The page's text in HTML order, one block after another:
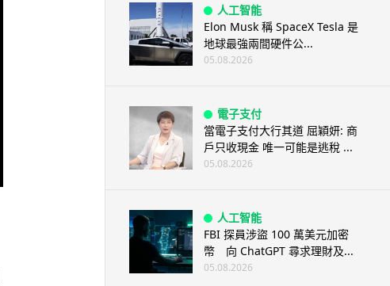
人工智能
Elon Musk 稱 SpaceX Tesla 是
地球最強兩間硬件公...
05.08.2026
電子支付
當電子支付大行其道 屈穎妍: 商
戶只收現金 唯一可能是逃稅 ...
05.08.2026
人工智能
FBI 探員涉盜 100 萬美元加密
幣 向 ChatGPT 尋求理財及...
05.08.2026